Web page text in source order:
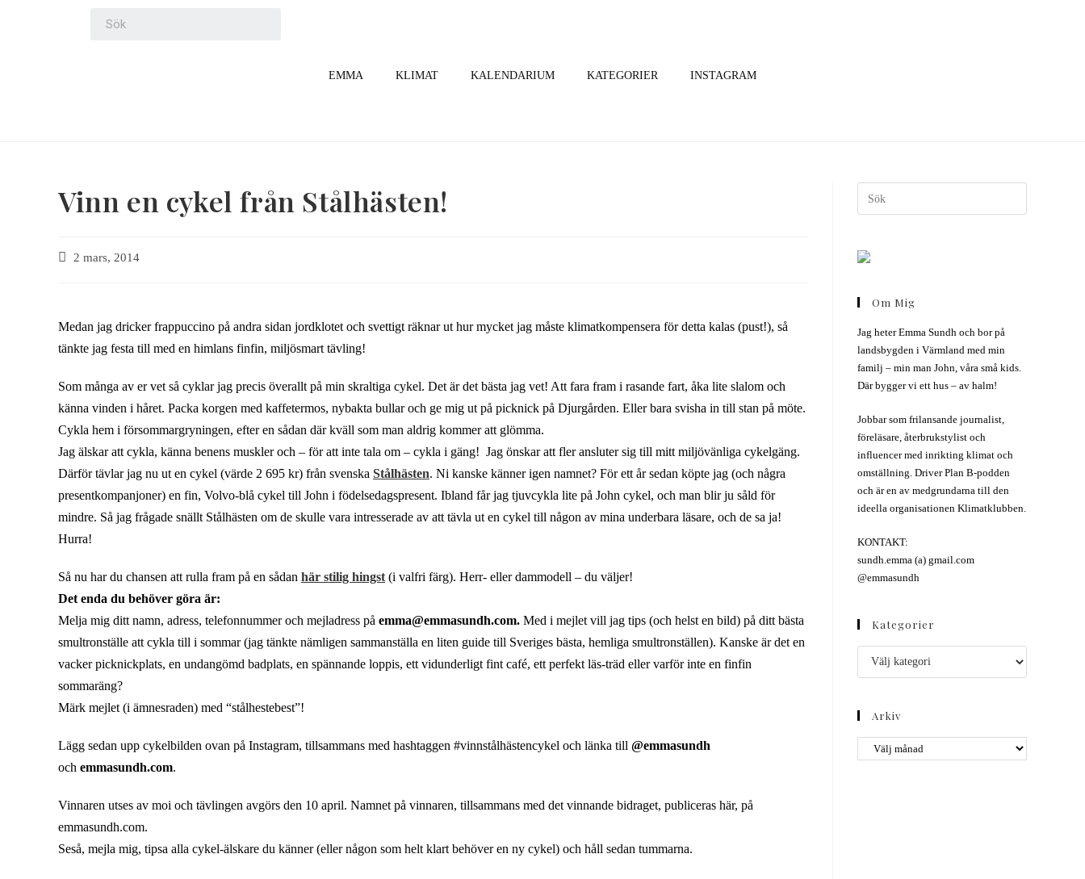
EMMA KLIMAT KALENDARIUM KATEGORIER INSTAGRAM
Vinn en cykel från Stålhästen!
2 mars, 2014
Medan jag dricker frappuccino på andra sidan jordklotet och svettigt räknar ut hur mycket jag måste klimatkompensera för detta kalas (pust!), så
tänkte jag festa till med en himlans finfin, miljösmart tävling!
Som många av er vet så cyklar jag precis överallt på min skraltiga cykel. Det är det bästa jag vet! Att fara fram i rasande fart, åka lite slalom och
känna vinden i håret. Packa korgen med kaffetermos, nybakta bullar och ge mig ut på picknick på Djurgården. Eller bara svisha in till stan på möte.
Cykla hem i försommargryningen, efter en sådan där kväll som man aldrig kommer att glömma.
Jag älskar att cykla, känna benens muskler och – för att inte tala om – cykla i gäng! Jag önskar att fler ansluter sig till mitt miljövänliga cykelgäng.
Därför tävlar jag nu ut en cykel (värde 2 695 kr) från svenska Stålhästen. Ni kanske känner igen namnet? För ett år sedan köpte jag (och några
presentkompanjoner) en fin, Volvo-blå cykel till John i födelsedagspresent. Ibland får jag tjuvcykla lite på John cykel, och man blir ju såld för
mindre. Så jag frågade snällt Stålhästen om de skulle vara intresserade av att tävla ut en cykel till någon av mina underbara läsare, och de sa ja!
Hurra!
Så nu har du chansen att rulla fram på en sådan här stilig hingst (i valfri färg). Herr- eller dammodell – du väljer!
Det enda du behöver göra är:
Melja mig ditt namn, adress, telefonnummer och mejladress på emma@emmasundh.com. Med i mejlet vill jag tips (och helst en bild) på ditt bästa
smultronställe att cykla till i sommar (jag tänkte nämligen sammanställa en liten guide till Sveriges bästa, hemliga smultronställen). Kanske är det en
vacker picknickplats, en undangömd badplats, en spännande loppis, ett vidunderligt fint café, ett perfekt läs-träd eller varför inte en finfin
sommaräng?
Märk mejlet (i ämnesraden) med “stålhestebest”!
Lägg sedan upp cykelbilden ovan på Instagram, tillsammans med hashtaggen #vinnstålhästencykel och länka till @emmasundh
och emmasundh.com.
Vinnaren utses av moi och tävlingen avgörs den 10 april. Namnet på vinnaren, tillsammans med det vinnande bidraget, publiceras här, på
emmasundh.com.
Seså, mejla mig, tipsa alla cykel-älskare du känner (eller någon som helt klart behöver en ny cykel) och håll sedan tummarna.
Om Mig
Jag heter Emma Sundh och bor på
landsbygden i Värmland med min
familj – min man John, våra små kids.
Där bygger vi ett hus – av halm!
Jobbar som frilansande journalist,
föreläsare, återbrukstylist och
influencer med inrikting klimat och
omställning. Driver Plan B-podden
och är en av medgrundarna till den
ideella organisationen Klimatklubben.
KONTAKT:
sundh.emma (a) gmail.com
@emmasundh
Kategorier
Arkiv